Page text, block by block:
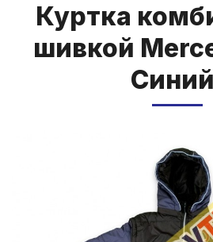
Кур­тка
шив­кой